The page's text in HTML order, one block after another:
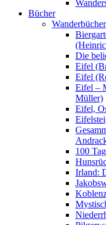
Bücher
Wanderbücher
Die
Eifel
Eifel
Eifel –
Müller)
Eifel,
100
Irland: